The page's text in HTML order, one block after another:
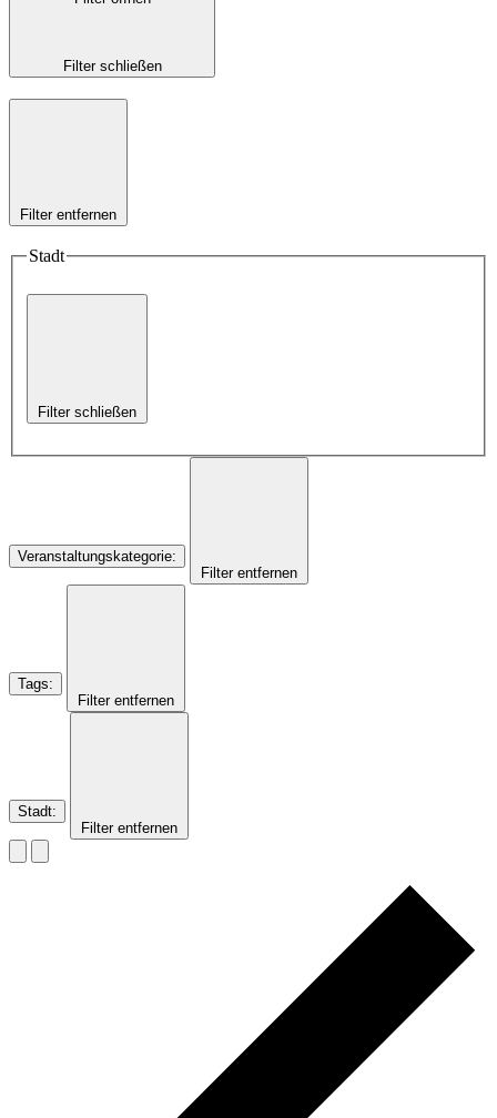
Filter schließen
Filter entfernen
Stadt
Filter schließen
Veranstaltungskategorie:
Filter entfernen
Tags:
Filter entfernen
Stadt:
Filter entfernen